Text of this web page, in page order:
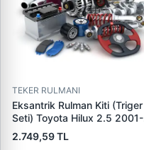
TEKER RULMANI
Eksantrik Rulman Kiti (Triger
Seti) Toyota Hilux 2.5 2001-
2005 Hilux Vigo 2.5 3.0
2005-> Hiace 2001-2006
2.749,59 TL